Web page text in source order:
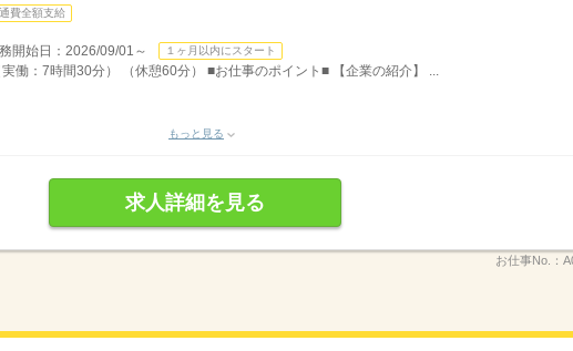
費全額支給
始日：2026/09/01～ １ヶ月以内にスタート
働：7時間30分） （休憩60分） ■お仕事のポイント■ 【企業の紹介】 ...
もっと見る
求人詳細を見る
お仕事No.：